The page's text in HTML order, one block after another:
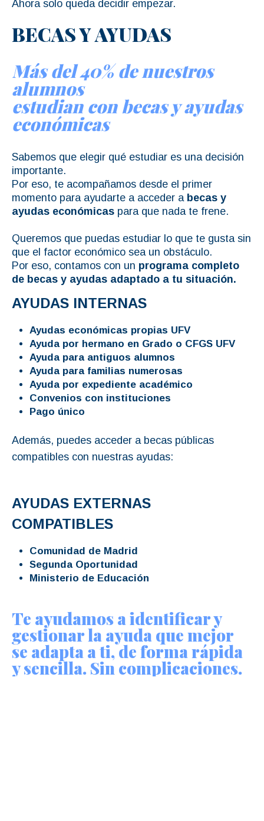
Ahora solo queda decidir empezar.
BECAS Y AYUDAS
Más del 40% de nuestros
alumnos
estudian con becas y ayudas
económicas
Sabemos que elegir qué estudiar es una decisión
importante.
Por eso, te acompañamos desde el primer
momento para ayudarte a acceder a becas y
ayudas económicas para que nada te frene.
Queremos que puedas estudiar lo que te gusta sin
que el factor económico sea un obstáculo.
Por eso, contamos con un programa completo
de becas y ayudas adaptado a tu situación.
AYUDAS INTERNAS
Ayudas económicas propias UFV
Ayuda por hermano en Grado o CFGS UFV
Ayuda para antiguos alumnos
Ayuda para familias numerosas
Ayuda por expediente académico
Convenios con instituciones
Pago único
Además, puedes acceder a becas públicas
compatibles con nuestras ayudas:
AYUDAS EXTERNAS
COMPATIBLES
Comunidad de Madrid
Segunda Oportunidad
Ministerio de Educación
Te ayudamos a identificar y
gestionar la ayuda que mejor
se adapta a ti, de forma rápida
y sencilla. Sin complicaciones.